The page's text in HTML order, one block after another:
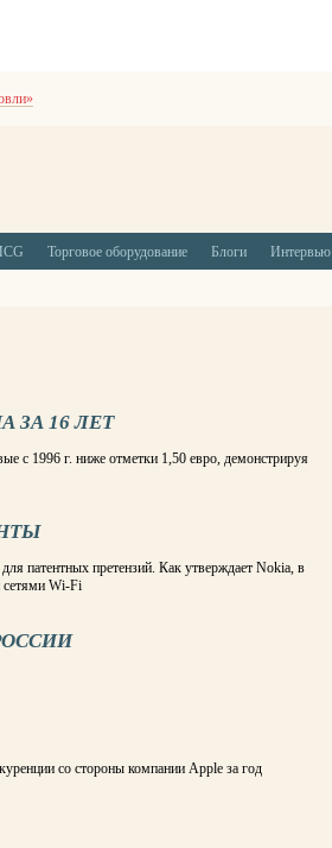
Торговое оборудование Блоги Интервью
ЗА 16 ЛЕТ
с 1996 г. ниже отметки 1,50 евро, демонстрируя
патентных претензий. Как утверждает Nokia, в
сетями Wi-Fi
со стороны компании Apple за год